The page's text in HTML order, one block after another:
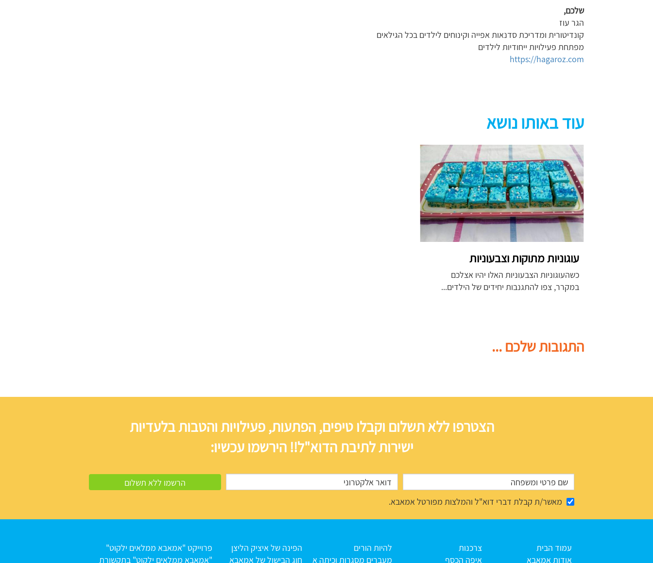
שלכם,
הגר עוז
קונדיטורית ומדריכת סדנאות אפייה וקינוחים לילדים בכל הגילאים
מפתחת פעילויות ייחודיות לילדים
https://hagaroz.com
עוד באותו נושא
עוגוניות מתוקות וצבעוניות
כשהעוגוניות הצבעוניות האלו יהיו אצלכם
במקרר, צפו להתגנבות יחידים של הילדים...
התגובות שלכם ...
הצטרפו ללא תשלום וקבלו טיפים, הפתעות, פעילויות והטבות בלעדיות
ישירות לתיבת הדוא"ל!! הירשמו עכשיו:
מאשר/ת קבלת דברי דוא"ל והמלצות מפורטל אמאבא.
עמוד הבית
אודות אמאבא
צרכנות
איפה הכסף
להיות הורים
מעברים מסגרות וכיתה א
הפינה של איציק הליצן
חוג הבישול של אמאבא
פרוייקט "אמאבא ממלאים ילקוט"
"אמאבא ממלאים ילקוט" בתקשורת